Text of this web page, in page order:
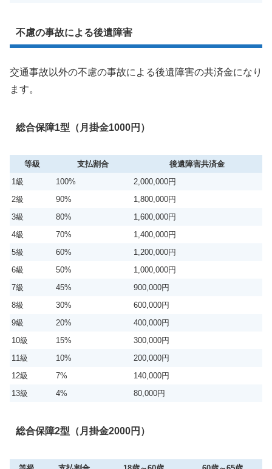
不慮の事故による後遺障害
交通事故以外の不慮の事故による後遺障害の共済金になり
ます。
総合保障1型（月掛金1000円）
等級 支払割合
後遺障害共済金
1級
100%
2,000,000円
2級
90%
1,800,000円
3級
80%
1,600,000円
4級
70%
1,400,000円
5級
60%
1,200,000円
6級
50%
1,000,000円
7級
45%
900,000円
8級
30%
600,000円
9級
20%
400,000円
10級
15%
300,000円
11級
10%
200,000円
12級
7%
140,000円
13級
4% 80,000円
総合保障2型（月掛金2000円）